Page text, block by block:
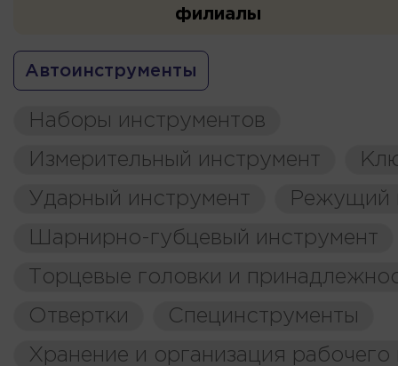
филиалы
Автоинструменты
Наборы инструментов
Измерительный инструмент
Ударный инструмент
Режущий
Шарнирно-губцевый инструмент
Торцевые головки и
Отвертки
Специнструменты
Хранение и организация рабочего